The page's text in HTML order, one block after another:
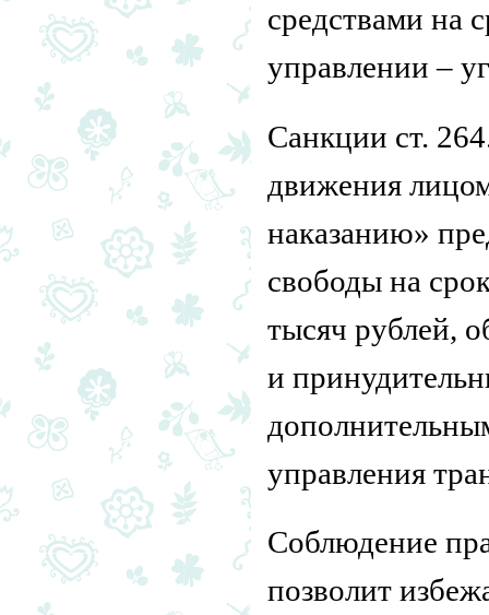
средствами на
управлении –
Санкции ст.
движения
наказанию»
свободы на
тысяч рублей,
и
управления
Соблюдение
позволит